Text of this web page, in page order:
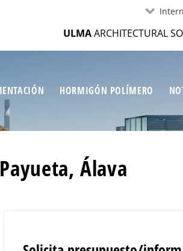
ULMAARCHITECTURAL
HORMIGÓN POLÍMERO
Álava